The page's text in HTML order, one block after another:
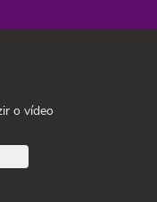
o vídeo